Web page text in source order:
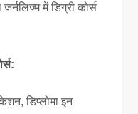
में डिग्री कोर्स
डिप्लोमा इन